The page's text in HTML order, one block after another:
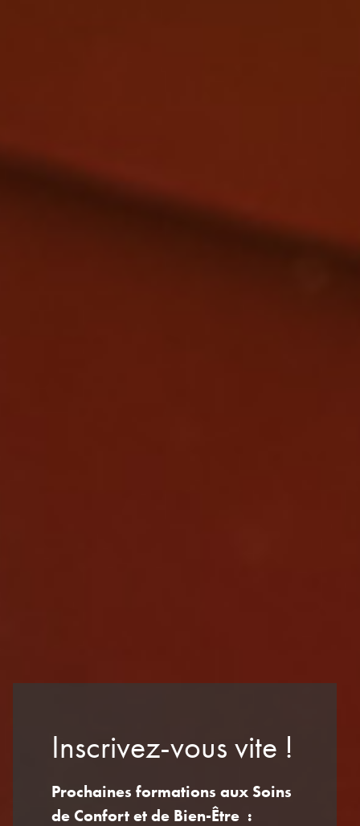
Inscrivez-vous vite !
Prochaines formations aux Soins
de Confort et de Bien-Être :